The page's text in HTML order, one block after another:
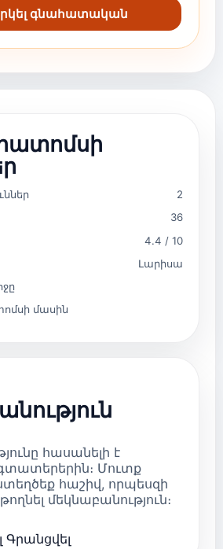
գնահատական
2
36
4.4 / 10
Լարիսա
մասին
հասանելի է
Մուտք
հաշիվ, որպեսզի
մեկնաբանություն։
Գրանցվել